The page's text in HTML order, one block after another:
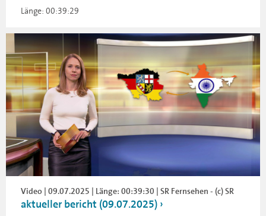
Länge: 00:39:29
Video | 09.07.2025 | Länge: 00:39:30 | SR Fernsehen - (c) SR
aktueller bericht (09.07.2025)